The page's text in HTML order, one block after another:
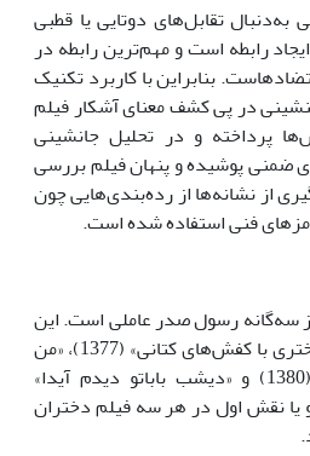
به‌دنبال تقابل‌های دوتایی یا قطبی
رابطه است و مهم‌ترین رابطه در
بنابراین با کاربرد تکنیک
در پی کشف معنای آشکار فیلم
پرداخته و در تحلیل جانشینی
ضمنی پوشیده و پنهان فیلم بررسی
از نشانه‌ها از رده‌بندی‌هایی چون
فنی استفاده شده است.
سه‌گانه رسول صدر عاملی است. این
سه‌گانه شامل فیلم‌های «دختری با کفش‌های کتانی» (1377)، «من
ترانه پانزده سال دارم» (1380) و «دیشب باباتو دیدم آیدا»
و یا نقش اول در هر سه فیلم دختران